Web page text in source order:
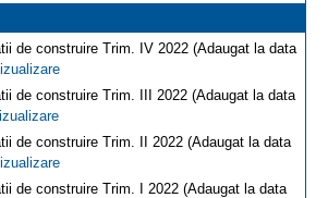
de construire Trim. IV 2022 (Adaugat la data
de construire Trim. III 2022 (Adaugat la data
de construire Trim. II 2022 (Adaugat la data
de construire Trim. I 2022 (Adaugat la data